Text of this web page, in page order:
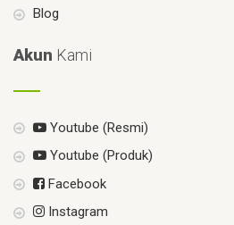
Blog
Akun Kami
Youtube (Resmi)
Youtube (Produk)
Facebook
Instagram